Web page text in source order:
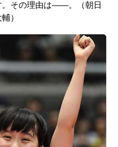
。その理由は――。（朝日
）